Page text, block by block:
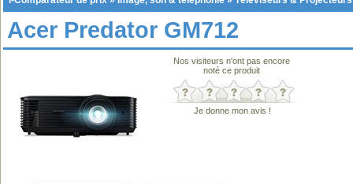
Acer Predator GM712
Nos visiteurs n'ont pas encore
noté ce produit
Je donne mon avis !